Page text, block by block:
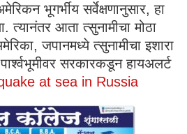
भूगर्भीय सर्वेक्षणानुसार, हा
त्यानंतर आता त्सुनामीचा मोठा
जपानमध्ये त्सुनामीचा इशारा
सरकारकडून हायअलर्ट
at sea in Russia